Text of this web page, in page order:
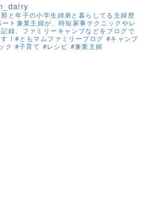
と年子の小学生姉弟と暮らしてる主婦歴
ト兼業主婦が、時短家事テクニックやレ
録、ファミリーキャンプなどをブログで
！#ともマムファミリーブログ #キャンプ
ク #子育て #レシピ #兼業主婦